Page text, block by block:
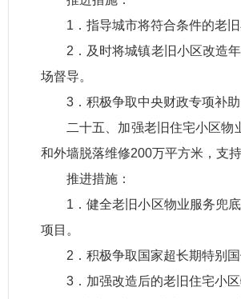
1．指导城市将符合条件的老
2．及时将城镇老旧小区改造
场督导。
3．积极争取中央财政专项补
二十五、加强老旧住宅小区
和外墙脱落维修200万平方米，支
推进措施：
1．健全老旧小区物业服务兜
项目。
2．积极争取国家超长期特别
3．加强改造后的老旧住宅小